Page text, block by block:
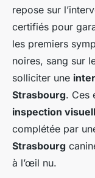
repose sur
certifiés pour
les premiers
noires, sang sur
solliciter une
Strasbourg. Ces
inspection
complétée par
Strasbourg
à l’œil nu.